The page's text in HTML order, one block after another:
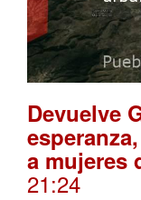
Devuelve
a mujeres
21:24